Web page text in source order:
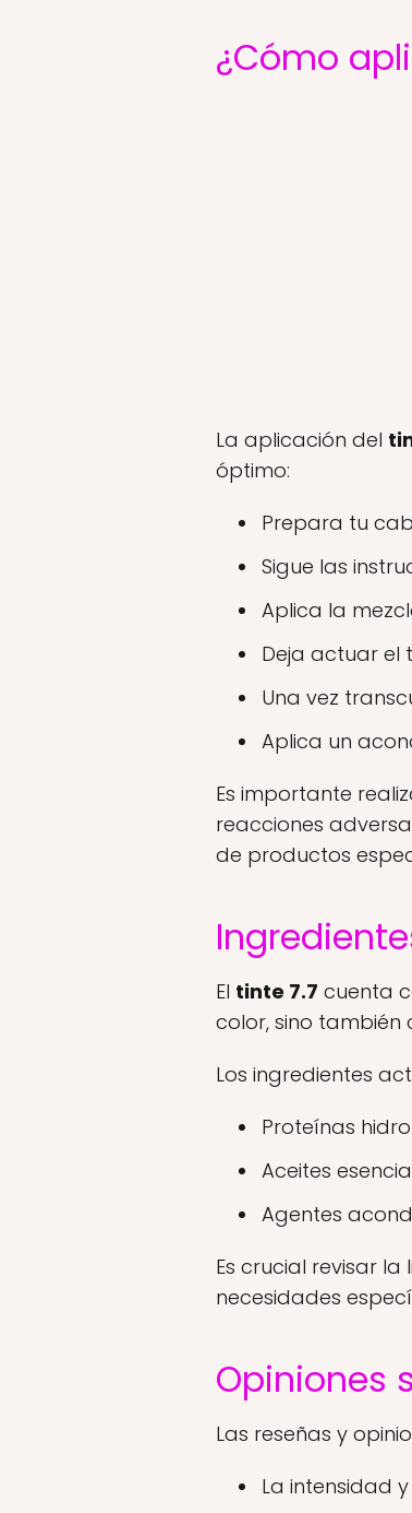
¿Cómo
La aplicación del
óptimo:
Prepara tu
Sigue las
Aplica la
Deja actuar el
Una vez
Aplica un
Es importante
reacciones
de productos
El tinte 7.7 cuenta
color, sino también
Los ingredientes
Proteínas
Aceites
Agentes
Es crucial revisar
necesidades
Opiniones
Las reseñas y
La intensidad